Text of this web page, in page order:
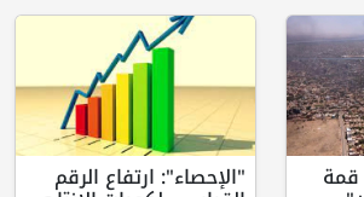
"الإحصاء": ارتفاع الرقم